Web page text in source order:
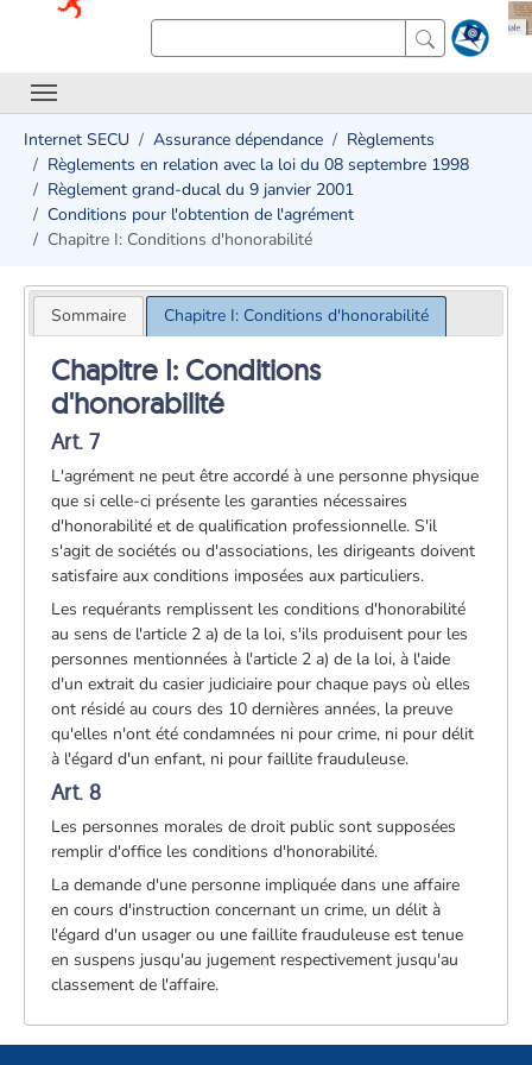
Internet SECU Assurance dépendance
Règlements
Règlements en relation avec la loi du 08 septembre 1998
Règlement grand-ducal du 9 janvier 2001
Conditions pour l'obtention de l'agrément
Chapitre I: Conditions d'honorabilité
Sommaire Chapitre I: Conditions d'honorabilité
Chapitre I: Conditions
d'honorabilité
Art. 7
L'agrément ne peut être accordé à une personne physique
que si celle-ci présente les garanties nécessaires
d'honorabilité et de qualification professionnelle. S'il
s'agit de sociétés ou d'associations, les dirigeants doivent
satisfaire aux conditions imposées aux particuliers.
Les requérants remplissent les conditions d'honorabilité
au sens de l'article 2 a) de la loi, s'ils produisent pour les
personnes mentionnées à l'article 2 a) de la loi, à l'aide
d'un extrait du casier judiciaire pour chaque pays où elles
ont résidé au cours des 10 dernières années, la preuve
qu'elles n'ont été condamnées ni pour crime, ni pour délit
à l'égard d'un enfant, ni pour faillite frauduleuse.
Art. 8
Les personnes morales de droit public sont supposées
remplir d'office les conditions d'honorabilité.
La demande d'une personne impliquée dans une affaire
en cours d'instruction concernant un crime, un délit à
l'égard d'un usager ou une faillite frauduleuse est tenue
en suspens jusqu'au jugement respectivement jusqu'au
classement de l'affaire.